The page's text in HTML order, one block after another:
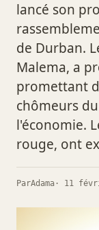
lancé son
de Durban.
Malema, a
promettant
chômeurs
l'économie.
rouge, ont
ParAdama · 11